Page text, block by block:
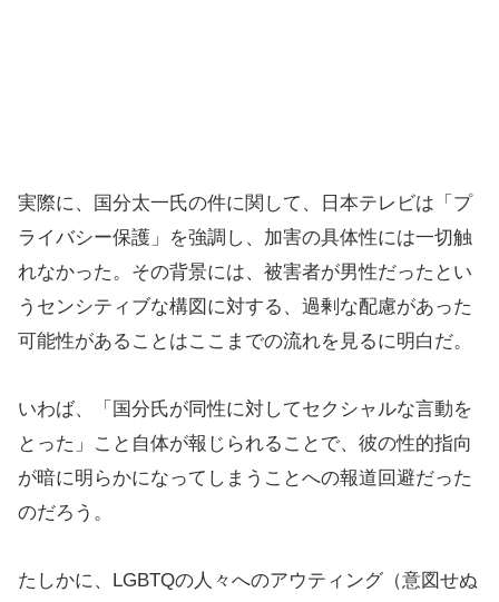
実際に、国分太一氏の件に関して、日本テレビは「プ
ライバシー保護」を強調し、加害の具体性には一切触
れなかった。その背景には、被害者が男性だったとい
うセンシティブな構図に対する、過剰な配慮があった
可能性があることはここまでの流れを見るに明白だ。
いわば、「国分氏が同性に対してセクシャルな言動を
とった」こと自体が報じられることで、彼の性的指向
が暗に明らかになってしまうことへの報道回避だった
のだろう。
たしかに、LGBTQの人々へのアウティング（意図せぬ